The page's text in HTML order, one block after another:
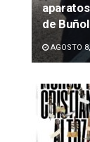
de Buñol
AGOSTO